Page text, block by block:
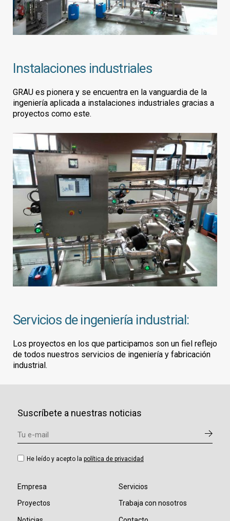
Instalaciones industriales
GRAU es pionera y se encuentra en la vanguardia de la
ingeniería aplicada a instalaciones industriales gracias a
proyectos como este.
Servicios de ingeniería industrial:
Los proyectos en los que participamos son un fiel reflejo
de todos nuestros servicios de ingeniería y fabricación
industrial.
Empresa Servicios
Proyectos Trabaja con nosotros
Suscríbete a nuestras noticias
He leído y acepto la política de privacidad